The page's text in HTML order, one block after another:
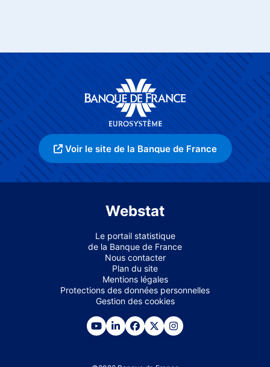
Voir le site de la Banque de France
Webstat
Le portail statistique
de la Banque de France
Nous contacter
Plan du site
Mentions légales
Protections des données personnelles
Gestion des cookies